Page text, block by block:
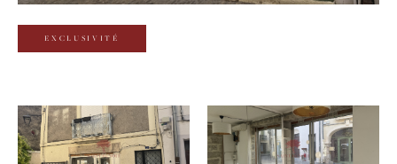
EXCLUSIVITÉ
Référence
AFFINER LES CRITÈRES